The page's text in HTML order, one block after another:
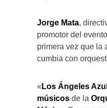
Jorge Mata,
promotor del
primera vez que la
cumbia con
« Los Ángeles
músicos de la